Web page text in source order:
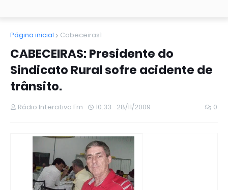
Página inicial Cabeceiras1
CABECEIRAS: Presidente do
Sindicato Rural sofre acidente de
trânsito.
Rádio Interativa Fm 10:33 28/11/2009 0